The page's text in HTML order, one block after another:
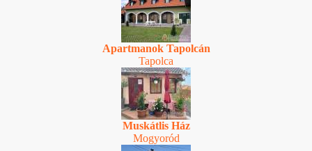
Apartmanok Tapolcán
Tapolca
Muskátlis Ház
Mogyoród